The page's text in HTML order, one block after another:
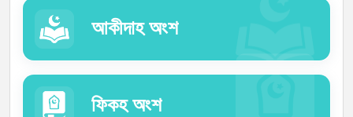
আকীদাহ অংশ
ফিকহ অংশ